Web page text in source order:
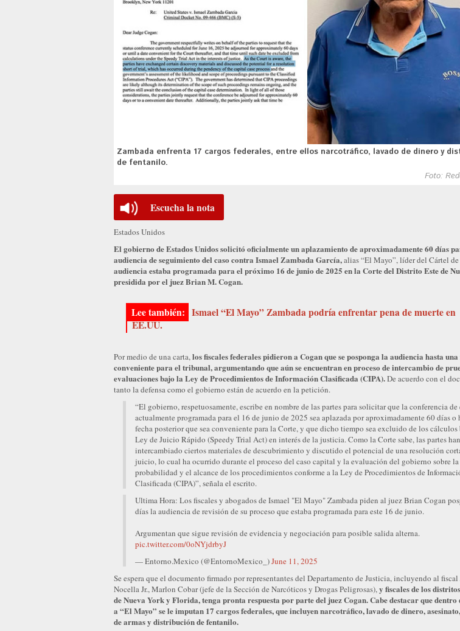
Zambada enfrenta 17 cargos federales, entre ellos narcotráfico, lavado de dinero y
de fentanilo.
Foto:
Escucha la nota
Estados Unidos
El gobierno de Estados Unidos solicitó oficialmente un aplazamiento de aproximadamente 60 días
audiencia de seguimiento del caso contra Ismael Zambada García,alias “El Mayo”, líder del Cártel
audiencia estaba programada para el próximo 16 de junio de 2025 en la Corte del Distrito Este de
presidida por el juez Brian M. Cogan.
Ismael “El Mayo” Zambada podría enfrentar pena de muerte en
EE.UU.
Por medio de una carta,los fiscales federales pidieron a Cogan que se posponga la audiencia hasta una
conveniente para el tribunal, argumentando que aún se encuentran en proceso de intercambio de
evaluaciones bajo la Ley de Procedimientos de Información Clasificada (CIPA).De acuerdo con el
tanto la defensa como el gobierno están de acuerdo en la petición.
“El gobierno, respetuosamente, escribe en nombre de las partes para solicitar que la conferencia de
actualmente programada para el 16 de junio de 2025 sea aplazada por aproximadamente 60 días o
fecha posterior que sea conveniente para la Corte, y que dicho tiempo sea excluido de los
Ley de Juicio Rápido (Speedy Trial Act) en interés de la justicia. Como la Corte sabe, las partes han
intercambiado ciertos materiales de descubrimiento y discutido el potencial de una resolución
juicio, lo cual ha ocurrido durante el proceso del caso capital y la evaluación del gobierno sobre la
probabilidad y el alcance de los procedimientos conforme a la Ley de Procedimientos de
Clasificada (CIPA)”, señala el escrito.
Ultima Hora: Los fiscales y abogados de Ismael "El Mayo" Zambada piden al juez Brian Cogan
días la audiencia de revisión de su proceso que estaba programada para este 16 de junio.
Argumentan que sigue revisión de evidencia y negociación para posible salida alterna.
pic.twitter.com/0oNYjdrbyJ
— Entorno.Mexico (@EntornoMexico_)June 11, 2025
Se espera que el documento firmado por representantes del Departamento de Justicia, incluyendo al fiscal
Nocella Jr., Marlon Cobar (jefe de la Sección de Narcóticos y Drogas Peligrosas),y fiscales de los
de Nueva York y Florida, tenga pronta respuesta por parte del juez Cogan. Cabe destacar que dentro
a “El Mayo” se le imputan 17 cargos federales, que incluyen narcotráfico, lavado de dinero,
de armas y distribución de fentanilo.